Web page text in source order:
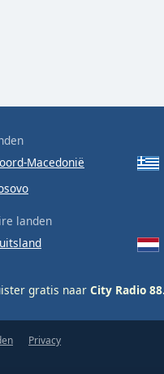
Macedonië
landen
gratis naar City Radio
Privacy